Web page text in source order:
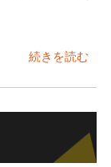
続きを読む